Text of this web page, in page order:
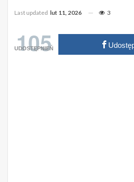
Last updated lut 11, 2026 3
105
UDOSTĘPNIEŃ